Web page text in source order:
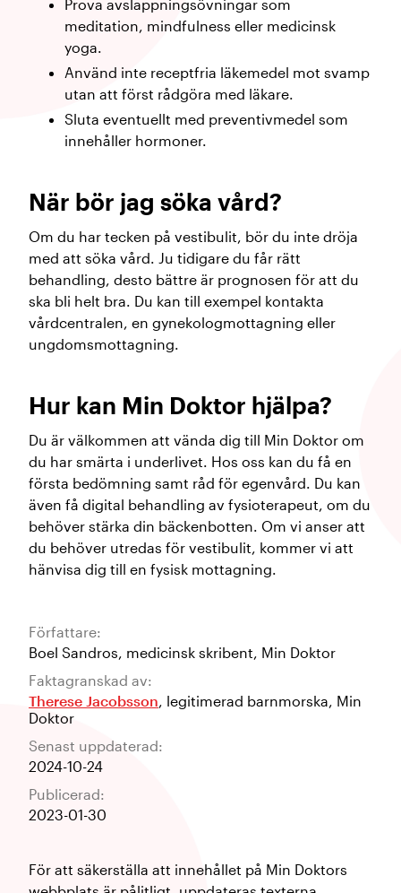
Prova avslappningsövningar som
meditation, mindfulness eller medicinsk
yoga.
Använd inte receptfria läkemedel mot svamp
utan att först rådgöra med läkare.
Sluta eventuellt med preventivmedel som
innehåller hormoner.
När bör jag söka vård?
Om du har tecken på vestibulit, bör du inte dröja
med att söka vård. Ju tidigare du får rätt
behandling, desto bättre är prognosen för att du
ska bli helt bra. Du kan till exempel kontakta
vårdcentralen, en gynekologmottagning eller
ungdomsmottagning.
Hur kan Min Doktor hjälpa?
Du är välkommen att vända dig till Min Doktor om
du har smärta i underlivet. Hos oss kan du få en
första bedömning samt råd för egenvård. Du kan
även få digital behandling av fysioterapeut, om du
behöver stärka din bäckenbotten. Om vi anser att
du behöver utredas för vestibulit, kommer vi att
hänvisa dig till en fysisk mottagning.
Författare:
Boel Sandros, medicinsk skribent, Min Doktor
Faktagranskad av:
Therese Jacobsson, legitimerad barnmorska, Min
Doktor
Senast uppdaterad:
2024-10-24
Publicerad:
2023-01-30
För att säkerställa att innehållet på Min Doktors